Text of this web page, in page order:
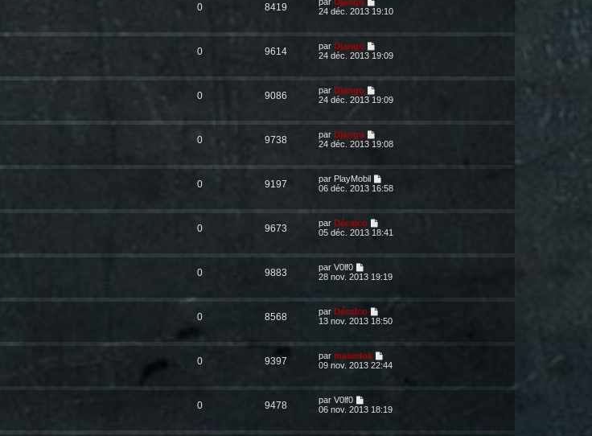
0 8419
24 déc. 2013 19:10
0 9614 par Django
24 déc. 2013 19:09
0 9086 par Django
24 déc. 2013 19:09
0 9738 par Django
24 déc. 2013 19:08
0 9197 par PlayMobil
06 déc. 2013 16:58
0 9673 par Décalco
05 déc. 2013 18:41
0 9883 par V0lf0
28 nov. 2013 19:19
0 8568 par Décalco
13 nov. 2013 18:50
0 9397 par maserlok
09 nov. 2013 22:44
0 9478 par V0lf0
06 nov. 2013 18:19